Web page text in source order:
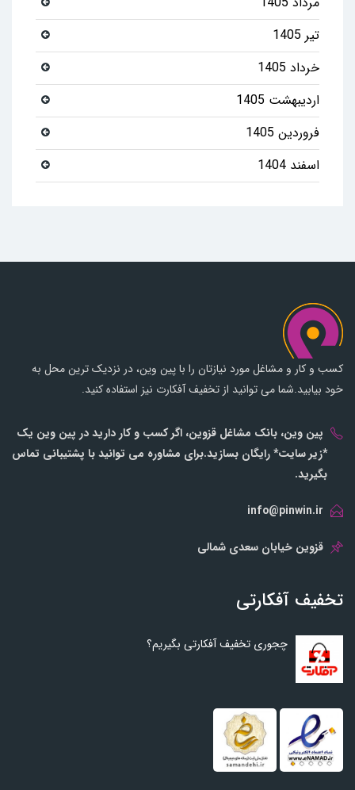
تیر 1405
خرداد 1405
اردیبهشت 1405
فروردین 1405
اسفند 1404
کسب و کار و مشاغل مورد نیازتان را با پین وین، در نزدیک ترین محل به
خود بیابید.شما می توانید از تخفیف آفکارت نیز استفاده کنید.
پین وین، بانک مشاغل قزوین، اگر کسب و کار دارید در پین وین یک
*زیر سایت* رایگان بسازید.برای مشاوره می توانید با پشتیبانی تماس
بگیرید.
info@pinwin.ir
قزوین خیابان سعدی شمالی
تخفیف آفکارتی
چجوری تخفیف آفکارتی بگیریم؟